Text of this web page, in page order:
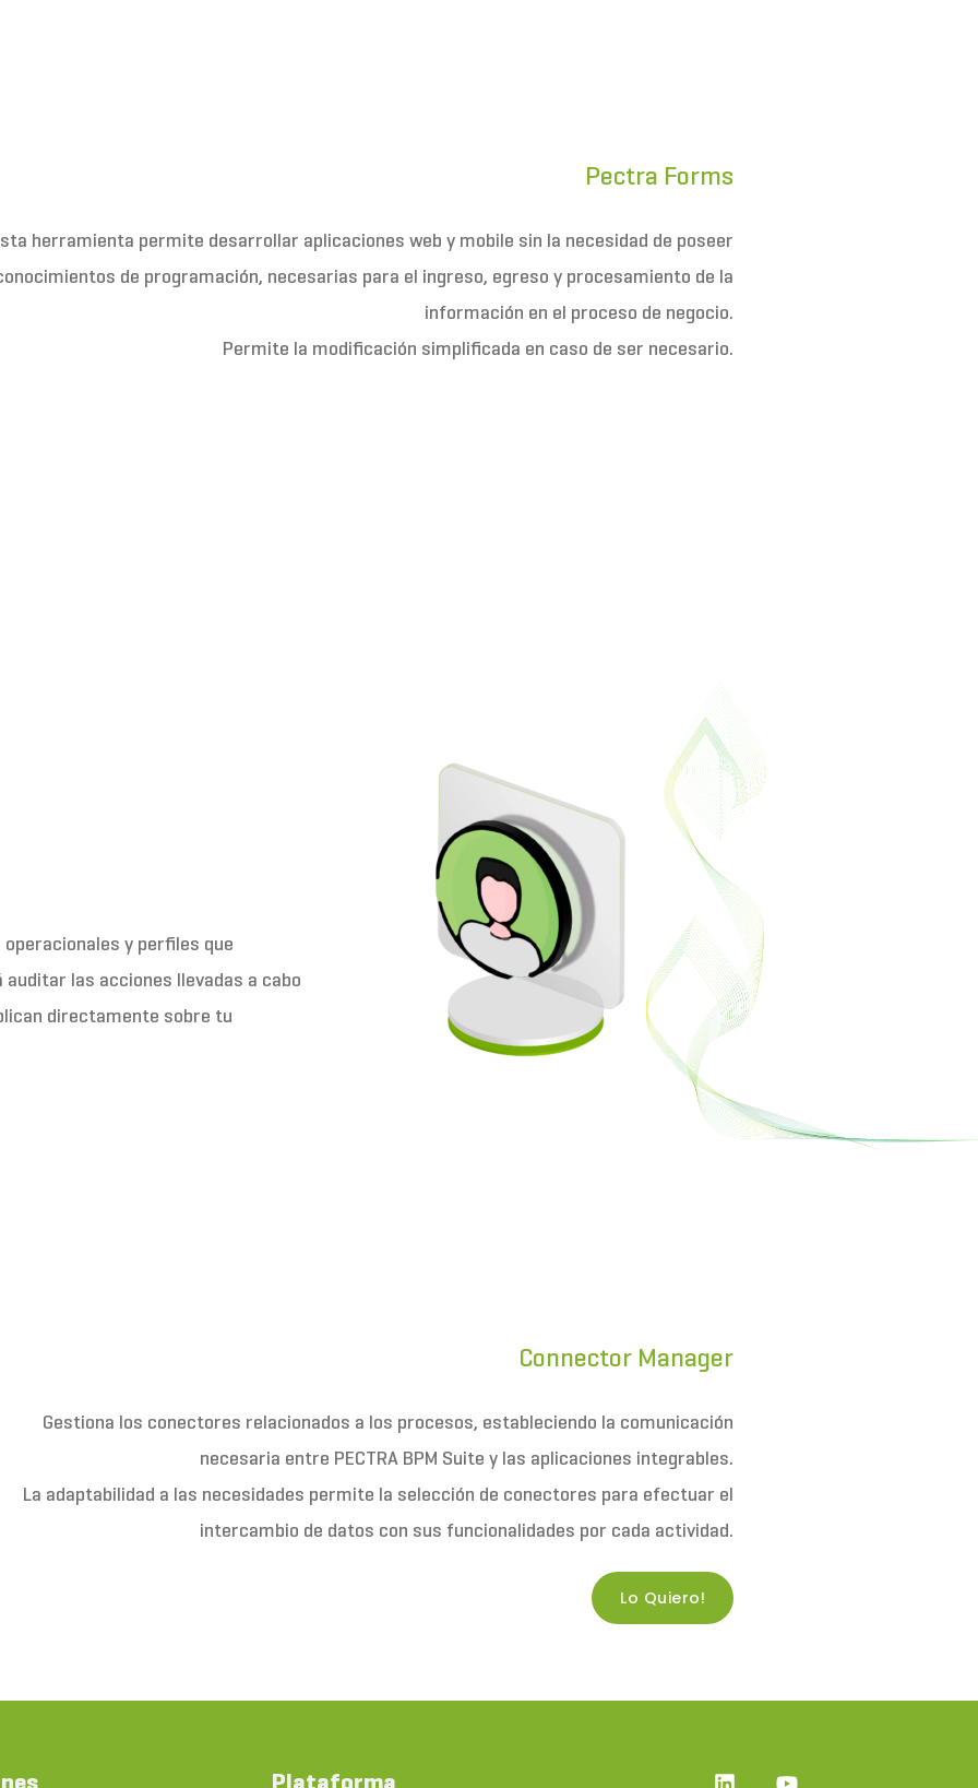
Pectra Forms
herramienta permite desarrollar aplicaciones web y mobile sin la necesidad de poseer
de programación, necesarias para el ingreso, egreso y procesamiento de la
información en el proceso de negocio.
Permite la modificación simplificada en caso de ser necesario.
y perfiles que
las acciones llevadas a cabo
directamente sobre tu
Connector Manager
Gestiona los conectores relacionados a los procesos, estableciendo la comunicación
necesaria entre PECTRA BPM Suite y las aplicaciones integrables.
La adaptabilidad a las necesidades permite la selección de conectores para efectuar el
intercambio de datos con sus funcionalidades por cada actividad.
Lo Quiero!